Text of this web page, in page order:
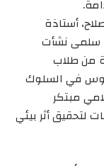
أستاذة
سلمى نشأت
من طلاب
في السلوك
مبتكر
لتحقيق أثر بيئي